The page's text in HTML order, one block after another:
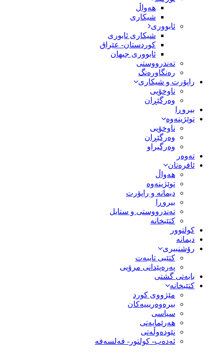
هەواڵ
شیکاری
ئابووری
شیکاری ئابوری
کوردستان- عێراق
ئابووری جیهان
تەندرووستی
رەنگاورەنگ
راپۆرت و شیکاری
ناوخۆیی
وەرگێڕان
بیروڕا
توێژینەوە
ناوخۆیی
وەرگێڕان
وەرگیراو
تەوەر
ئافرەتان
هەواڵ
توێژینەوە
دیمانە و راپۆرت
بیروڕا
تەندرووستی و ستایل
کتێبخانە
کولتوور
دیمانە
رۆشنبیری
کتێبی تایبەت
پەرەپێدانی مرۆیی
بابەتی گشتی
کتێبخانە
مێژووى کورد
بیرەوەریییەکان
سیاسى
هەرێمایەتی
نێودەوڵەتی
ئەدەب- کولتور- فەلسەفە